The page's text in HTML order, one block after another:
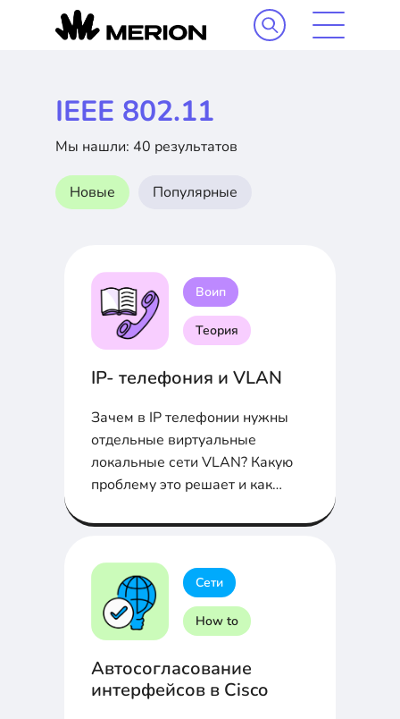
IEEE 802.11
Мы нашли: 40 результатов
Новые Популярные
Воип
Теория
IP- телефония и VLAN
Зачем в IP телефонии нужны
отдельные виртуальные
локальные сети VLAN? Какую
проблему это решает и как
Сети
How to
Автосогласование
интерфейсов в Cisco